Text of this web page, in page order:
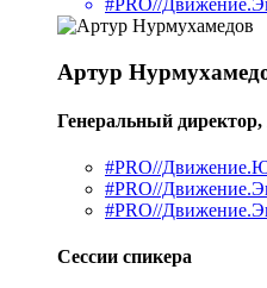
#PRO//
Артур
Генеральный
#PRO//
#PRO//
#PRO//
Сессии спикера